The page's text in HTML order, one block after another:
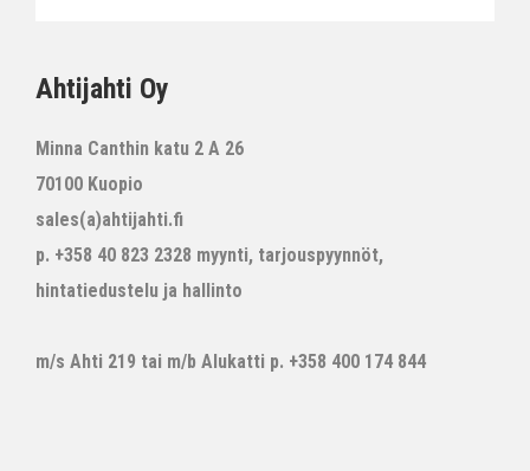
Ahtijahti Oy
Minna Canthin katu 2 A 26
70100 Kuopio
sales(a)ahtijahti.fi
p. +358 40 823 2328 myynti, tarjouspyynnöt,
hintatiedustelu ja hallinto
m/s Ahti 219 tai m/b Alukatti p. +358 400 174 844